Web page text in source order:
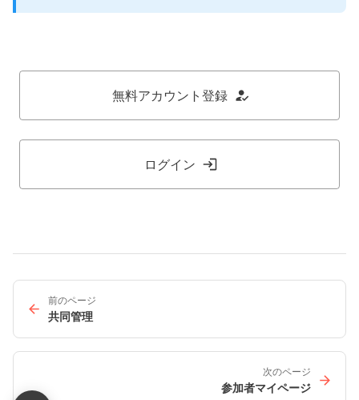
無料アカウント登録
ログイン
前のページ
共同管理
次のページ
参加者マイページ